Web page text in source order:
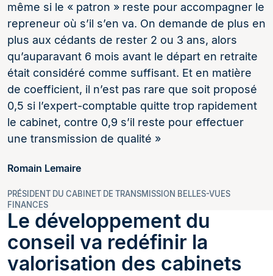
même si le « patron » reste pour accompagner le
repreneur où s’il s’en va. On demande de plus en
plus aux cédants de rester 2 ou 3 ans, alors
qu’auparavant 6 mois avant le départ en retraite
était considéré comme suffisant. Et en matière
de coefficient, il n’est pas rare que soit proposé
0,5 si l’expert-comptable quitte trop rapidement
le cabinet, contre 0,9 s’il reste pour effectuer
une transmission de qualité »
Romain Lemaire
PRÉSIDENT DU CABINET DE TRANSMISSION BELLES-VUES
FINANCES
Le développement du
conseil va redéfinir la
valorisation des cabinets